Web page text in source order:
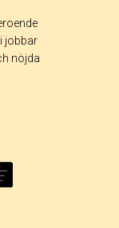
jobbar
nöjda